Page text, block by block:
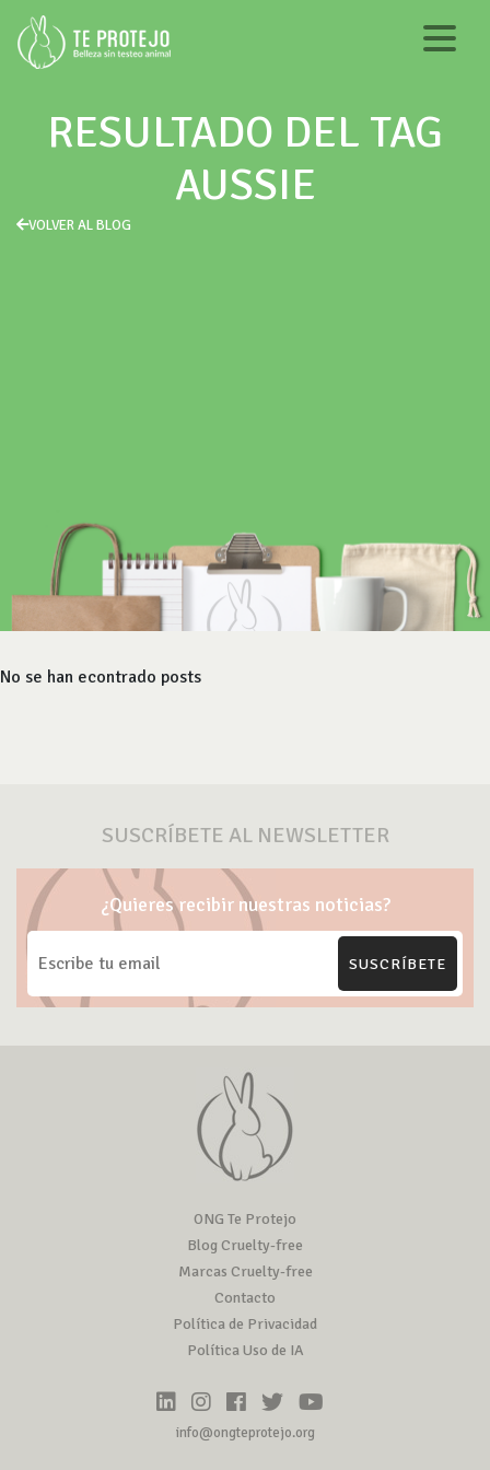
RESULTADO DEL TAG
AUSSIE
VOLVER AL BLOG
No se han econtrado posts
SUSCRÍBETE AL NEWSLETTER
¿Quieres recibir nuestras noticias?
SUSCRÍBETE
ONG Te Protejo
Blog Cruelty-free
Marcas Cruelty-free
Contacto
Política de Privacidad
Política Uso de IA
info@ongteprotejo.org